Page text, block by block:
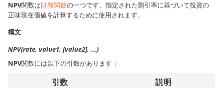
NPV関数は財務関数の一つです。指定された割引率に基づいて投資の
正味現在価値を計算するために使用されます。
構文
NPV(rate, value1, [value2], ...)
NPV関数には以下の引数があります：
引数 説明